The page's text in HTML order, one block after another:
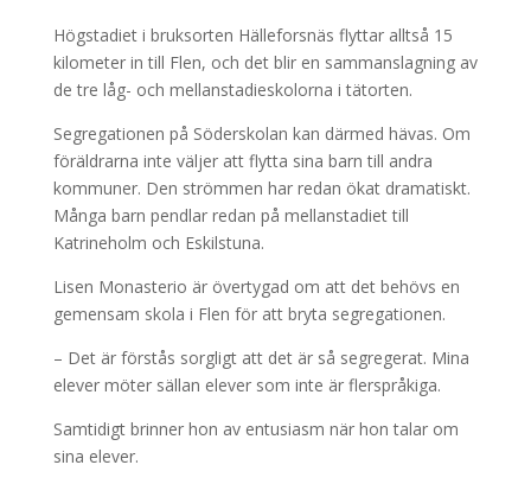
Högstadiet i bruksorten Hälleforsnäs flyttar alltså 15
kilometer in till Flen, och det blir en sammanslagning av
de tre låg- och mellanstadieskolorna i tätorten.
Segregationen på Söderskolan kan därmed hävas. Om
föräldrarna inte väljer att flytta sina barn till andra
kommuner. Den strömmen har redan ökat dramatiskt.
Många barn pendlar redan på mellanstadiet till
Katrineholm och Eskilstuna.
Lisen Monasterio är övertygad om att det behövs en
gemensam skola i Flen för att bryta segregationen.
– Det är förstås sorgligt att det är så segregerat. Mina
elever möter sällan elever som inte är flerspråkiga.
Samtidigt brinner hon av entusiasm när hon talar om
sina elever.